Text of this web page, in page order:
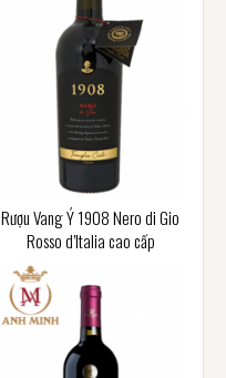
Rượu Vang Ý 1908 Nero di Gio
Rosso d’Italia cao cấp